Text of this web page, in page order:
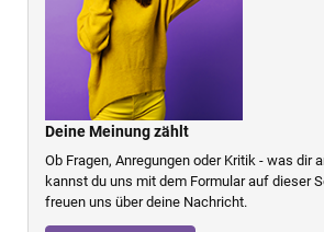
Deine Meinung zählt
Ob Fragen, Anregungen oder Kritik - was dir
kannst du uns mit dem Formular auf dieser
freuen uns über deine Nachricht.